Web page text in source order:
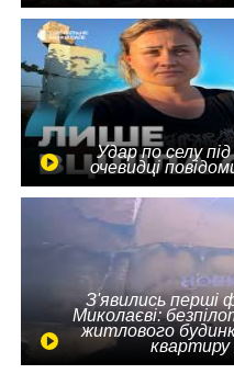
Удар по селу
очевидці
З'явились перші
Миколаєві:
житлового
квартиру